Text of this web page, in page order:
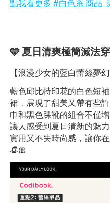
點我看更多 #白色系 商品 🖇️
🩵 夏日清爽極簡減法
【浪漫少女的藍白蕾絲夢幻
藍色邱比特印花的白色短
裙，展現了甜美又帶有些
巾和黑色踝靴的組合不僅
讓人感受到夏日清新的魅
實用又不失時尚感，讓你
👒🎀